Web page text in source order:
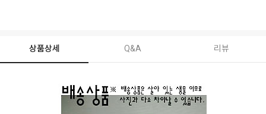
상품상세 Q&A 리뷰